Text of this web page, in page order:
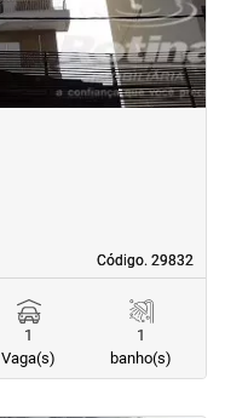
Código. 29832
Código. 29832
1
Vaga(s)
1
banho(s)